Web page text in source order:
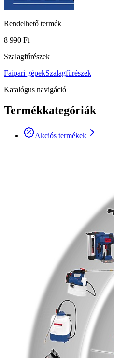
Rendelhető termék
8 990 Ft
Szalagfűrészek
Faipari gépekSzalagfűrészek
Katalógus navigáció
Termékkategóriák
Akciós termékek